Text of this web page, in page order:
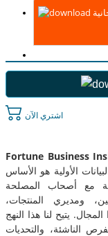
اشتري الآن
Fortune Business
الأولية هو الأساس
مع أصحاب المصلحة
ومديري المنتجات،
يتيح لنا هذا النهج
الناشئة، والتحديات